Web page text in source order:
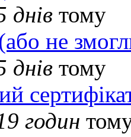
днів тому
не
днів тому
годин